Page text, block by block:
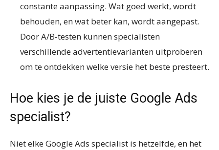
constante aanpassing. Wat goed werkt, wordt
behouden, en wat beter kan, wordt aangepast.
Door A/B-testen kunnen specialisten
verschillende advertentievarianten uitproberen
om te ontdekken welke versie het beste presteert.
Hoe kies je de juiste Google Ads
specialist?
Niet elke Google Ads specialist is hetzelfde, en het